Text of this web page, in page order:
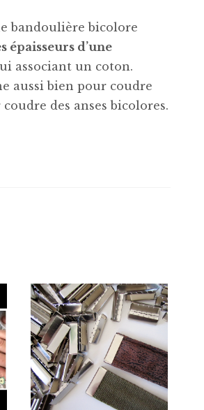
bandoulière bicolore
épaisseurs d’une
associant un coton.
aussi bien pour coudre
des anses bicolores.